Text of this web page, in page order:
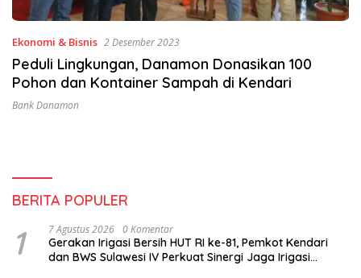
Ekonomi & Bisnis 2 Desember 2023
Peduli Lingkungan, Danamon Donasikan 100
Pohon dan Kontainer Sampah di Kendari
Bank Danamon
BERITA POPULER
1 7 Agustus 2026 0 Komentar
Gerakan Irigasi Bersih HUT RI ke-81, Pemkot Kendari
dan BWS Sulawesi IV Perkuat Sinergi Jaga Irigasi